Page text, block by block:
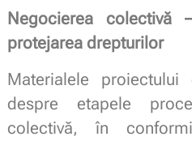
Negocierea
protejarea drepturilor
Materialele
despre etapele
colectivă, în